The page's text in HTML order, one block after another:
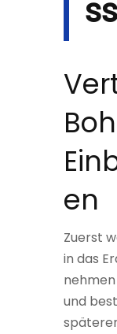
en
Zuerst
in das
und